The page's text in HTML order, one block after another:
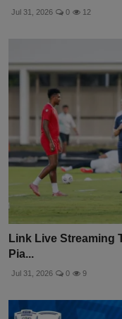
Jul 31, 2026 0 12
Link Live Streaming
Pia...
Jul 31, 2026 0 9